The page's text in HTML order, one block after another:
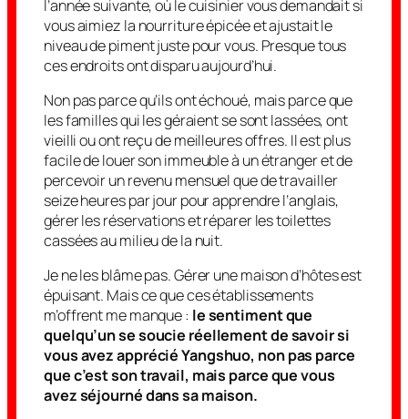
l’année suivante, où le cuisinier vous demandait si
vous aimiez la nourriture épicée et ajustait le
niveau de piment juste pour vous. Presque tous
ces endroits ont disparu aujourd’hui.
Non pas parce qu’ils ont échoué, mais parce que
les familles qui les géraient se sont lassées, ont
vieilli ou ont reçu de meilleures offres. Il est plus
facile de louer son immeuble à un étranger et de
percevoir un revenu mensuel que de travailler
seize heures par jour pour apprendre l’anglais,
gérer les réservations et réparer les toilettes
cassées au milieu de la nuit.
Je ne les blâme pas. Gérer une maison d’hôtes est
épuisant. Mais ce que ces établissements
m’offrent me manque : le sentiment que
quelqu’un se soucie réellement de savoir si
vous avez apprécié Yangshuo, non pas parce
que c’est son travail, mais parce que vous
avez séjourné dans sa maison.